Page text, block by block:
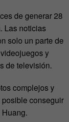
de generar 28
Las noticias
solo un parte de
y
de televisión.
complejos y
conseguir